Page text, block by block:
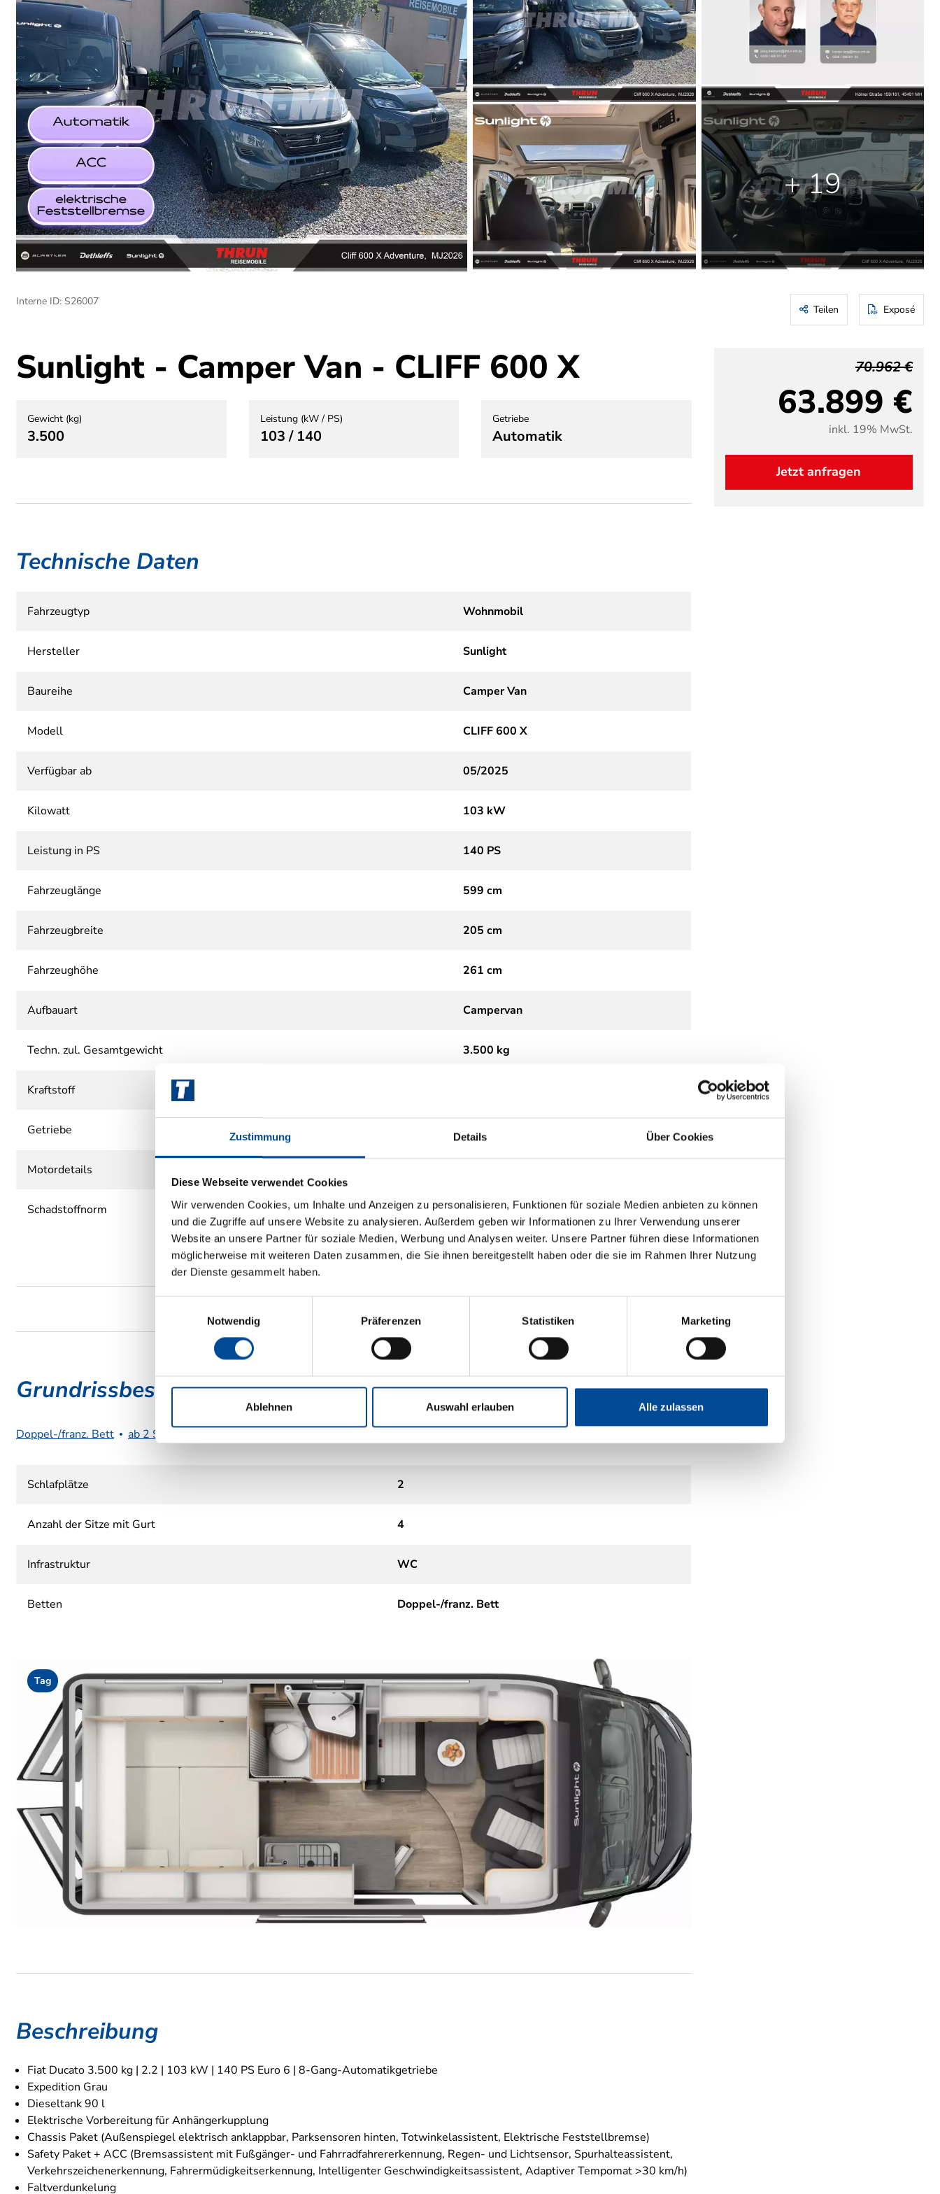
Zustimmung Details Über Cookies
Diese Webseite verwendet Cookies
Wir verwenden Cookies, um Inhalte und Anzeigen zu personalisieren, Funktionen für soziale Medien anbieten zu können
und die Zugriffe auf unsere Website zu analysieren. Außerdem geben wir Informationen zu Ihrer Verwendung unserer
Website an unsere Partner für soziale Medien, Werbung und Analysen weiter. Unsere Partner führen diese Informationen
möglicherweise mit weiteren Daten zusammen, die Sie ihnen bereitgestellt haben oder die sie im Rahmen Ihrer Nutzung
der Dienste gesammelt haben.
Notwendig
Präferenzen Statistiken Marketing
Ablehnen Auswahl erlauben Alle zulassen
+ 19
Interne ID: S26007
Teilen Exposé
63.899 €
70.962 €
inkl. 19% MwSt.
Jetzt anfragen
Sunlight - Camper Van - CLIFF 600 X
Gewicht (kg)
3.500
Leistung (kW / PS)
103 / 140
Getriebe
Automatik
Technische Daten
Fahrzeugtyp Wohnmobil
Hersteller Sunlight
Baureihe Camper Van
Modell CLIFF 600 X
Verfügbar ab 05/2025
Kilowatt 103 kW
Leistung in PS 140 PS
Fahrzeuglänge 599 cm
Fahrzeugbreite 205 cm
Fahrzeughöhe 261 cm
Aufbauart Campervan
Techn. zul. Gesamtgewicht 3.500 kg
Kraftstoff
Getriebe Automatik
Motordetails
Schadstoffnorm Euro 6
Grundrissbeschreibung
Doppel-/franz. Bett ab 2 Schlafplätze
Schlafplätze 2
Anzahl der Sitze mit Gurt 4
Infrastruktur WC
Betten Doppel-/franz. Bett
Tag
Beschreibung
Fiat Ducato 3.500 kg | 2.2 | 103 kW | 140 PS Euro 6 | 8-Gang-Automatikgetriebe
Expedition Grau
Dieseltank 90 l
Elektrische Vorbereitung für Anhängerkupplung
Chassis Paket (Außenspiegel elektrisch anklappbar, Parksensoren hinten, Totwinkelassistent, Elektrische Feststellbremse)
Safety Paket + ACC (Bremsassistent mit Fußgänger- und Fahrradfahrererkennung, Regen- und Lichtsensor, Spurhalteassistent,
Verkehrszeichenerkennung, Fahrermüdigkeitserkennung, Intelligenter Geschwindigkeitsassistent, Adaptiver Tempomat >30 km/h)
Faltverdunkelung